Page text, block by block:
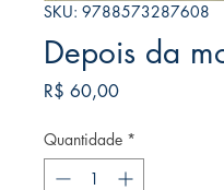
SKU: 9788573287608
Depois da
R$ 60,00Preço
Quantidade *